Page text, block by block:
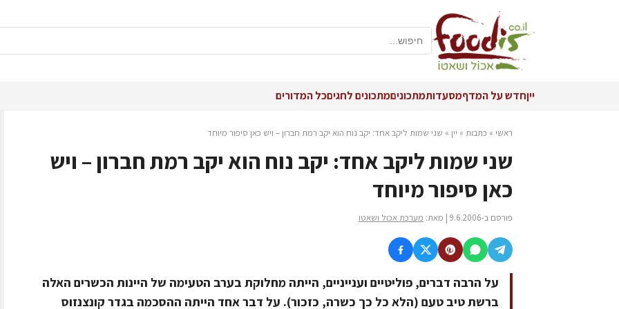
ייןחדש על המדףמסעדותמתכוניםמתכונים לחגיםכל המדורים
ראשי » כתבות » יין » שני שמות ליקב אחד: יקב נוח הוא יקב רמת חברון – ויש כאן סיפור מיוחד
שני שמות ליקב אחד: יקב נוח הוא יקב רמת חברון – ויש
כאן סיפור מיוחד
פורסם ב-9.6.2006 | מאת: מערכת אכול ושאטו
על הרבה דברים, פוליטיים וענייניים, הייתה מחלוקת בערב הטעימה של היינות הכשרים האלה
ברשת טיב טעם (הלא כל כך כשרה, כזכור). על דבר אחד הייתה ההסכמה בגדר קונצנזוס